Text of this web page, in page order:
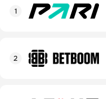
Бонусы и акции